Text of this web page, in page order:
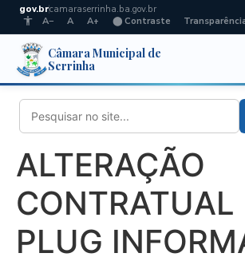
gov.brcamaraserrinha.ba.gov.br
A−
A A+ ⬤ Contraste
Câmara Municipal de
Serrinha
ALTERAÇÃO
CONTRATUAL |
PLUG